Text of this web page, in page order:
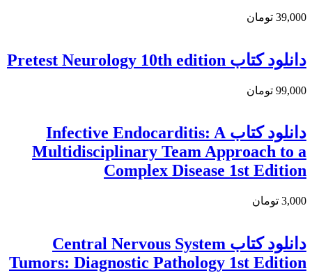
39,000 تومان
دانلود کتاب Pretest Neurology 10th edition
99,000 تومان
دانلود کتاب Infective Endocarditis: A
Multidisciplinary Team Approach to a
Complex Disease 1st Edition
3,000 تومان
دانلود کتاب Central Nervous System
Tumors: Diagnostic Pathology 1st Edition